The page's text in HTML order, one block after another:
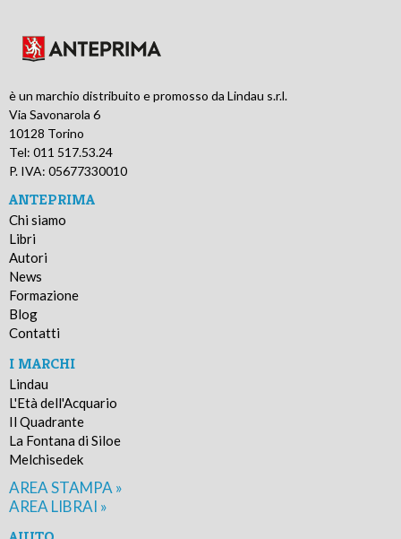
è un marchio distribuito e promosso da Lindau s.r.l.
Via Savonarola 6
10128 Torino
Tel: 011 517.53.24
P. IVA: 05677330010
ANTEPRIMA
Chi siamo
Libri
Autori
News
Formazione
Blog
Contatti
I MARCHI
Lindau
L'Età dell'Acquario
Il Quadrante
La Fontana di Siloe
Melchisedek
AREA STAMPA »
AREA LIBRAI »